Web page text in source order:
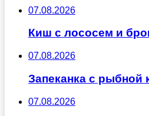
07.08.2026
Киш с лососем и
07.08.2026
Запеканка с рыбной
07.08.2026